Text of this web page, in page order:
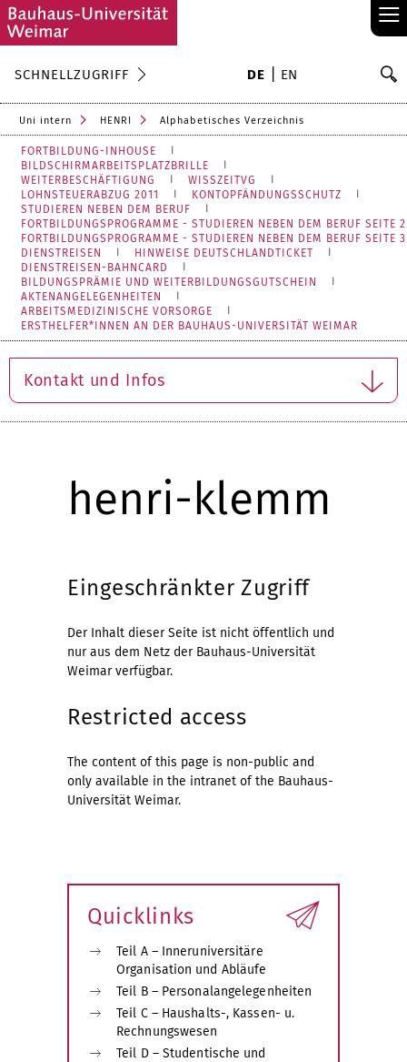
≡
SCHNELLZUGRIFF DE EN
Uni intern HENRI Alphabetisches Verzeichnis
FORTBILDUNG-INHOUSE
BILDSCHIRMARBEITSPLATZBRILLE
WEITERBESCHÄFTIGUNG
WISSZEITVG
LOHNSTEUERABZUG 2011
KONTOPFÄNDUNGSSCHUTZ
STUDIEREN NEBEN DEM BERUF
FORTBILDUNGSPROGRAMME - STUDIEREN NEBEN DEM BERUF SEITE 2
FORTBILDUNGSPROGRAMME - STUDIEREN NEBEN DEM BERUF SEITE 3
DIENSTREISEN
HINWEISE DEUTSCHLANDTICKET
DIENSTREISEN-BAHNCARD
BILDUNGSPRÄMIE UND WEITERBILDUNGSGUTSCHEIN
AKTENANGELEGENHEITEN
ARBEITSMEDIZINISCHE VORSORGE
ERSTHELFER*INNEN AN DER BAUHAUS-UNIVERSITÄT WEIMAR
Kontakt und Infos
henri-klemm
Eingeschränkter Zugriff
Der Inhalt dieser Seite ist nicht öffentlich und
nur aus dem Netz der Bauhaus-Universität
Weimar verfügbar.
Restricted access
The content of this page is non-public and
only available in the intranet of the Bauhaus-
Universität Weimar.
Quicklinks
Teil A – Inneruniversitäre
Organisation und Abläufe
Teil B – Personalangelegenheiten
Teil C – Haushalts-, Kassen- u.
Rechnungswesen
Teil D – Studentische und